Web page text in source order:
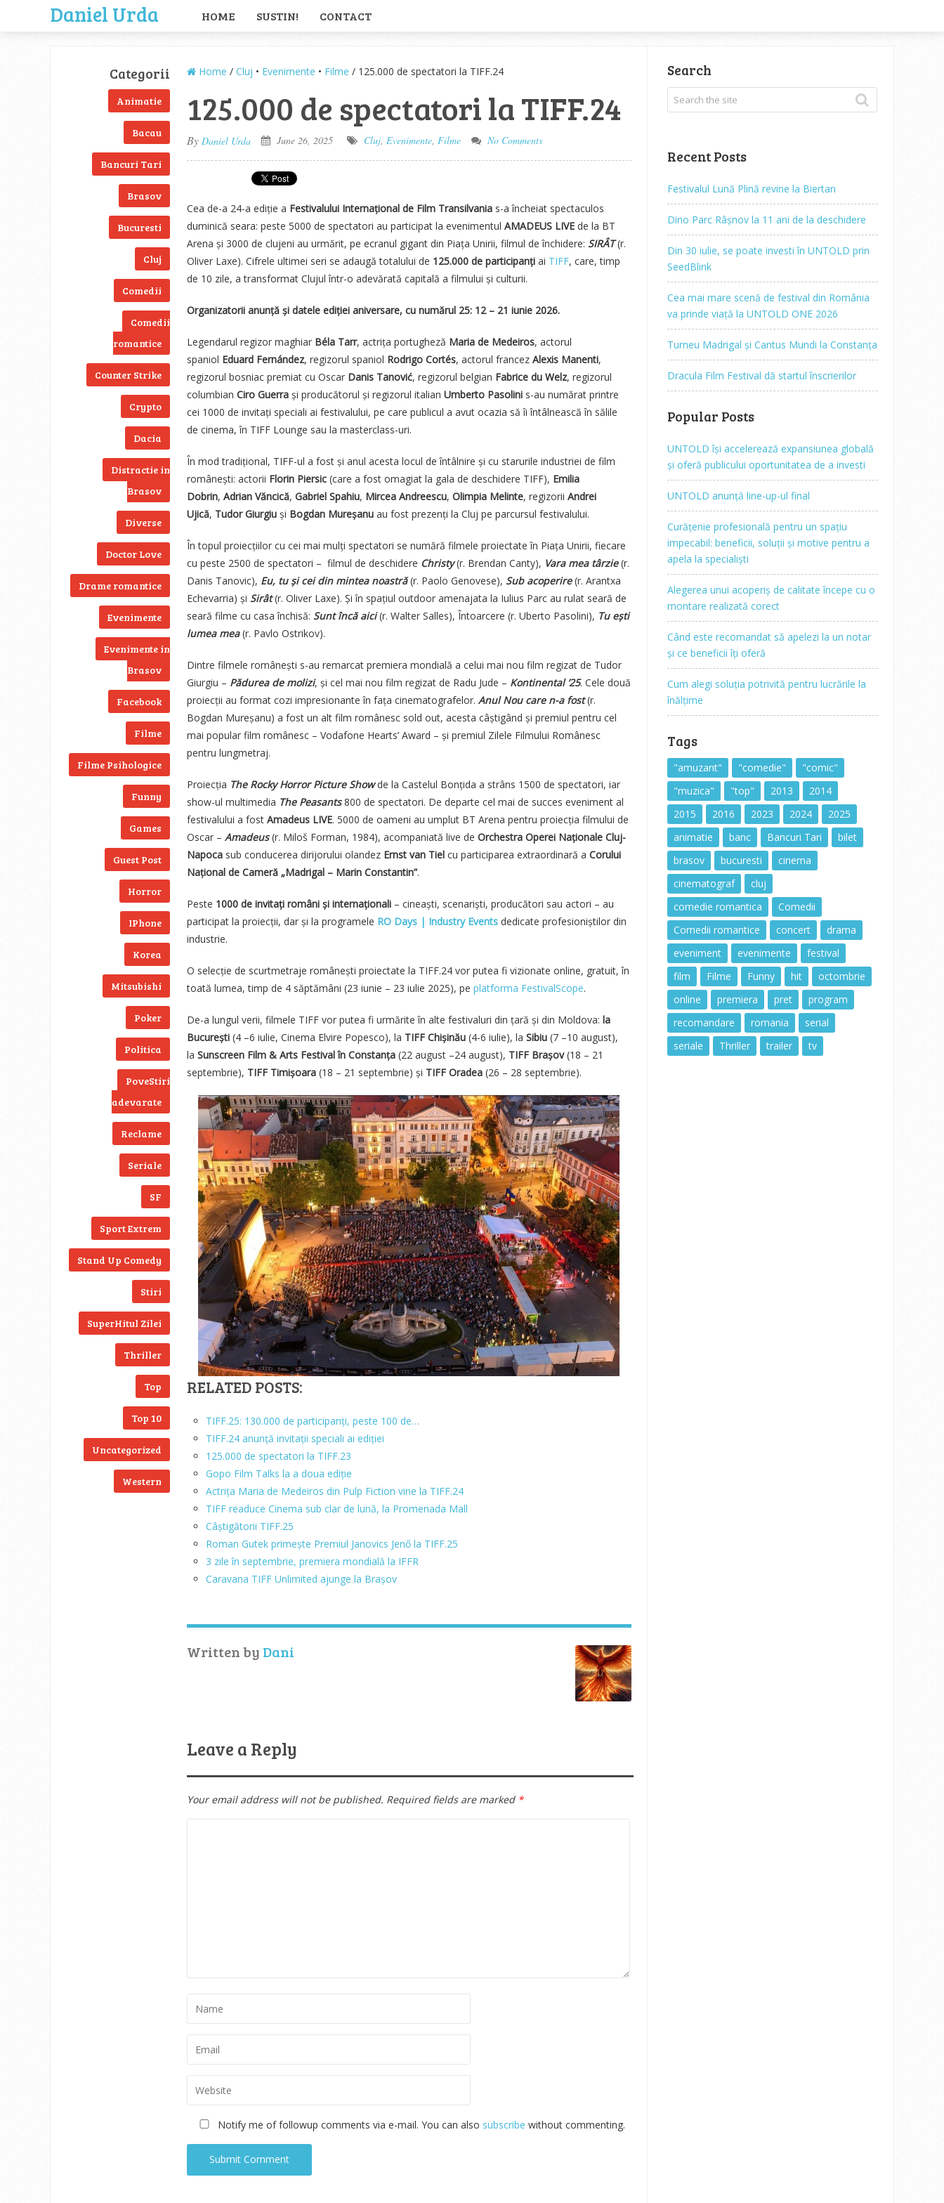
Daniel Urda HOME SUSTIN! CONTACT
Categorii
Animatie
Bacau
Bancuri Tari
Brasov
Bucuresti
Cluj
Comedii
Comedii
romantice
Counter Strike
Crypto
Dacia
Distractie in
Brasov
Diverse
Doctor Love
Drame romantice
Evenimente
Evenimente in
Brasov
Facebook
Filme
Filme Psihologice
Funny
Games
Guest Post
Horror
IPhone
Korea
Mitsubishi
Poker
Politica
PoveStiri
adevarate
Reclame
Seriale
SF
Sport Extrem
Stand Up Comedy
Stiri
SuperHitul Zilei
Thriller
Top
Top 10
Uncategorized
Western
Home / Cluj • Evenimente • Filme / 125.000 de spectatori la TIFF.24
125.000 de spectatori la TIFF.24
By Daniel Urda June 26, 2025 Cluj, Evenimente, Filme No Comments
Cea de-a 24-a ediție a Festivalului Internațional de Film Transilvania s-a încheiat spectaculos
duminică seara: peste 5000 de spectatori au participat la evenimentul AMADEUS LIVE de la BT
Arena și 3000 de clujeni au urmărit, pe ecranul gigant din Piața Unirii, filmul de închidere: SIRÂT(r.
Oliver Laxe). Cifrele ultimei seri se adaugă totalului de 125.000 de participanți ai TIFF, care, timp
de 10 zile, a transformat Clujul într-o adevărată capitală a filmului și culturii.
Organizatorii anunță și datele ediției aniversare, cu numărul 25: 12 – 21 iunie 2026.
Legendarul regizor maghiar Béla Tarr, actrița portugheză Maria de Medeiros, actorul
spaniol Eduard Fernández, regizorul spaniol Rodrigo Cortés, actorul francez Alexis Manenti,
regizorul bosniac premiat cu Oscar Danis Tanović, regizorul belgian Fabrice du Welz, regizorul
columbian Ciro Guerra și producătorul și regizorul italian Umberto Pasolini s-au numărat printre
cei 1000 de invitați speciali ai festivalului, pe care publicul a avut ocazia să îi întâlnească în sălile
de cinema, în TIFF Lounge sau la masterclass-uri.
În mod tradițional, TIFF-ul a fost și anul acesta locul de întâlnire și cu starurile industriei de film
românești: actorii Florin Piersic (care a fost omagiat la gala de deschidere TIFF), Emilia
Dobrin, Adrian Văncică, Gabriel Spahiu, Mircea Andreescu, Olimpia Melinte, regizorii Andrei
Ujică, Tudor Giurgiu și Bogdan Mureșanu au fost prezenți la Cluj pe parcursul festivalului.
În topul proiecțiilor cu cei mai mulți spectatori se numără filmele proiectate în Piața Unirii, fiecare
cu peste 2500 de spectatori – filmul de deschidere Christy(r. Brendan Canty), Vara mea târzie(r.
Danis Tanovic), Eu, tu și cei din mintea noastră(r. Paolo Genovese), Sub acoperire(r. Arantxa
Echevarria) și Sirât(r. Oliver Laxe). Și în spațiul outdoor amenajata la Iulius Parc au rulat seară de
seară filme cu casa închisă: Sunt încă aici(r. Walter Salles), Întoarcere (r. Uberto Pasolini), Tu ești
lumea mea(r. Pavlo Ostrikov).
Dintre filmele românești s-au remarcat premiera mondială a celui mai nou film regizat de Tudor
Giurgiu – Pădurea de molizi, și cel mai nou film regizat de Radu Jude – Kontinental ’25. Cele două
proiecții au format cozi impresionante în fața cinematografelor. Anul Nou care n-a fost(r.
Bogdan Mureșanu) a fost un alt film românesc sold out, acesta câștigând și premiul pentru cel
mai popular film românesc – Vodafone Hearts’ Award – și premiul Zilele Filmului Românesc
pentru lungmetraj.
Proiecția The Rocky Horror Picture Showde la Castelul Bonțida a strâns 1500 de spectatori, iar
show-ul multimedia The Peasants800 de spectatori. De departe cel mai de succes eveniment al
festivalului a fost Amadeus LIVE. 5000 de oameni au umplut BT Arena pentru proiecția filmului de
Oscar – Amadeus(r. Miloš Forman, 1984), acompaniată live de Orchestra Operei Naționale Cluj-
Napoca sub conducerea dirijorului olandez Ernst van Tiel cu participarea extraordinară a Corului
Național de Cameră „Madrigal – Marin Constantin”.
Peste 1000 de invitați români și internaționali – cineaști, scenariști, producători sau actori – au
participat la proiecții, dar și la programele RO Days | Industry Events dedicate profesioniștilor din
industrie.
O selecție de scurtmetraje românești proiectate la TIFF.24 vor putea fi vizionate online, gratuit, în
toată lumea, timp de 4 săptămâni (23 iunie – 23 iulie 2025), pe platforma FestivalScope.
De-a lungul verii, filmele TIFF vor putea fi urmărite în alte festivaluri din țară și din Moldova: la
București (4 –6 iulie, Cinema Elvire Popesco), la TIFF Chișinău (4-6 iulie), la Sibiu (7 –10 august),
la Sunscreen Film & Arts Festival în Constanța (22 august –24 august), TIFF Brașov(18 – 21
septembrie), TIFF Timișoara (18 – 21 septembrie) și TIFF Oradea (26 – 28 septembrie).
RELATED POSTS:
TIFF.25: 130.000 de participanți, peste 100 de…
TIFF.24 anunță invitații speciali ai ediției
125.000 de spectatori la TIFF.23
Gopo Film Talks la a doua ediție
Actrița Maria de Medeiros din Pulp Fiction vine la TIFF.24
TIFF readuce Cinema sub clar de lună, la Promenada Mall
Câștigătorii TIFF.25
Roman Gutek primește Premiul Janovics Jenő la TIFF.25
3 zile în septembrie, premiera mondială la IFFR
Caravana TIFF Unlimited ajunge la Brașov
Written by Dani
Leave a Reply
Your email address will not be published. Required fields are marked *
Notify me of followup comments via e-mail. You can also subscribe without commenting.
Search
Recent Posts
Festivalul Lună Plină revine la Biertan
Dino Parc Râșnov la 11 ani de la deschidere
Din 30 iulie, se poate investi în UNTOLD prin
SeedBlink
Cea mai mare scenă de festival din România
va prinde viață la UNTOLD ONE 2026
Turneu Madrigal și Cantus Mundi la Constanța
Dracula Film Festival dă startul înscrierilor
Popular Posts
UNTOLD își accelerează expansiunea globală
și oferă publicului oportunitatea de a investi
UNTOLD anunță line-up-ul final
Curățenie profesională pentru un spațiu
impecabil: beneficii, soluții și motive pentru a
apela la specialiști
Alegerea unui acoperiș de calitate începe cu o
montare realizată corect
Când este recomandat să apelezi la un notar
și ce beneficii îți oferă
Cum alegi soluția potrivită pentru lucrările la
înălțime
Tags
"amuzant" "comedie"
"comic"
"muzica"
"top" 2013
2014
2015
2016 2023 2024
2025
animatie
banc Bancuri Tari
bilet
brasov
bucuresti
cinema
cinematograf
cluj
comedie romantica
Comedii
Comedii romantice
concert
drama
eveniment
evenimente
festival
film
Filme Funny hit
octombrie
online
premiera pret
program
recomandare
romania
serial
seriale
Thriller trailer tv